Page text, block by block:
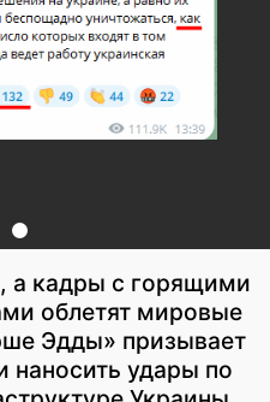
а кадры с горящими
облетят мировые
Эдды» призывает
наносить удары по